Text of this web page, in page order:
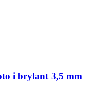
i brylant 3,5 mm